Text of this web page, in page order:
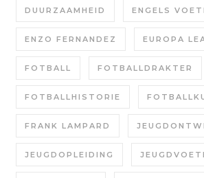
DUURZAAMHEID ENGELS
ENZO FERNANDEZ EUROPA
FOTBALL FOTBALLDRAKTER
FOTBALLHISTORIE
FRANK LAMPARD
JEUGDOPLEIDING